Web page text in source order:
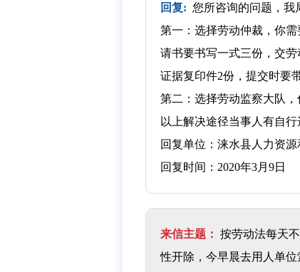
回复: 您所咨询的问题，我
第一：选择劳动仲裁，你
请书要书写一式三份，交
证据复印件2份，提交时要
第二：选择劳动监察大队
以上解决途径当事人有自行
回复单位：涞水县人力资
回复时间：2020年3月9日
来信主题： 按劳动法每天
性开除，今早晨去用人单